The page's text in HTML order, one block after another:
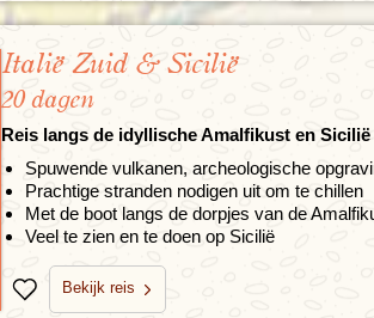
Italië Zuid & Sicilië
20 dagen
Reis langs de idyllische Amalfikust en Sicilië
Spuwende vulkanen, archeologische
Prachtige stranden nodigen uit om te chillen
Met de boot langs de dorpjes van de
Veel te zien en te doen op Sicilië
BewarenBekijk reis